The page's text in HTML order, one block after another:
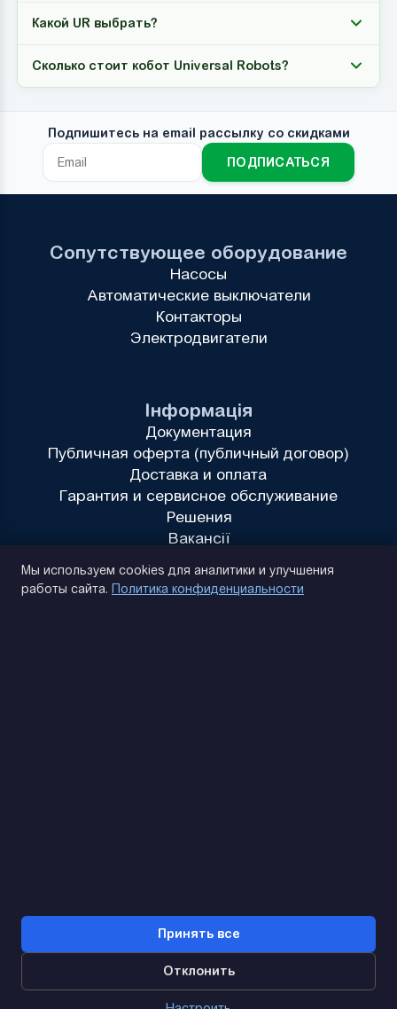
Какой UR выбрать?
Сколько стоит кобот Universal Robots?
Подпишитесь на email рассылку со скидками
ПОДПИСАТЬСЯ
Інформація
Документация
Публичная оферта (публичный договор)
Доставка и оплата
Гарантия и сервисное обслуживание
Решения
Вакансії
Сопутствующее оборудование
Насосы
Автоматические выключатели
Контакторы
Электродвигатели
Мы используем cookies для аналитики и улучшения
работы сайта. Политика конфиденциальности
Принять все
Отклонить